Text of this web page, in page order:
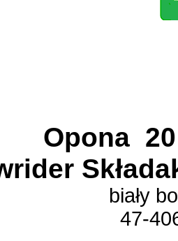
Opona
biały
47-